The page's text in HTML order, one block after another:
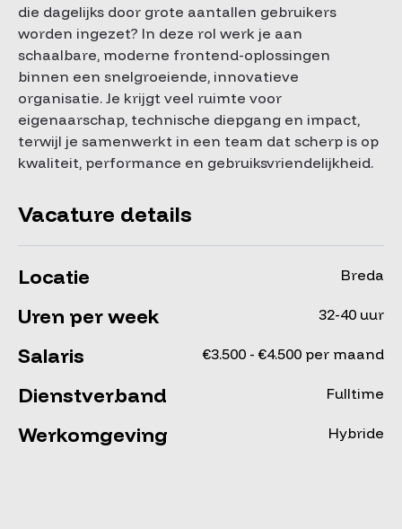
die dagelijks door grote aantallen gebruikers
worden ingezet? In deze rol werk je aan
schaalbare, moderne frontend-oplossingen
binnen een snelgroeiende, innovatieve
organisatie. Je krijgt veel ruimte voor
eigenaarschap, technische diepgang en impact,
terwijl je samenwerkt in een team dat scherp is op
kwaliteit, performance en gebruiksvriendelijkheid.
Vacature details
Locatie Breda
Uren per week 32-40 uur
Salaris €3.500 - €4.500 per maand
Dienstverband Fulltime
Werkomgeving Hybride